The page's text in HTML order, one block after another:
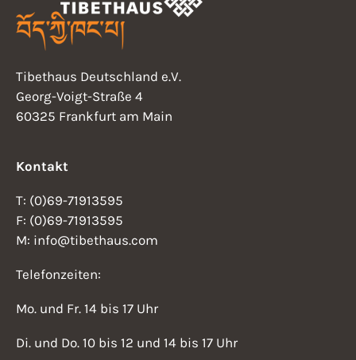
Tibethaus Deutschland e.V.
Georg-Voigt-Straße 4
60325 Frankfurt am Main
Kontakt
T: (0)69-71913595
F: (0)69-71913595
M: info@tibethaus.com
Telefonzeiten:
Mo. und Fr. 14 bis 17 Uhr
Di. und Do. 10 bis 12 und 14 bis 17 Uhr